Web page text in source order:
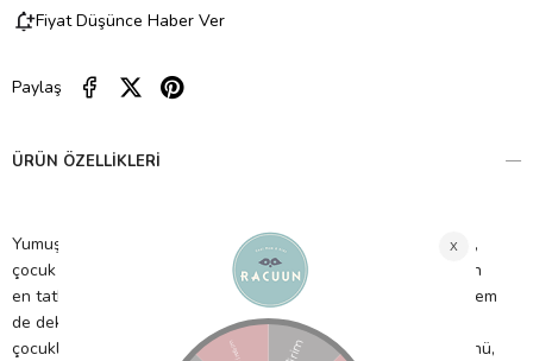
Fiyat Düşünce Haber Ver
Paylaş
ÜRÜN ÖZELLIKLERI
Yumuşacık dokusu ve sevimli detaylarıyla bu salyangoz peluş,
çocuk odalarına sıcaklık katar. Garden Friends koleksiyonunun
en tatlı üyelerinden biri olan bu tasarım, hem oyun arkadaşı hem
de dekoratif aksesuar olarak kullanılabilir. Doğayı seven
çocuklar için harika bir arkadaş olan bu salyangoz, doğum günü,